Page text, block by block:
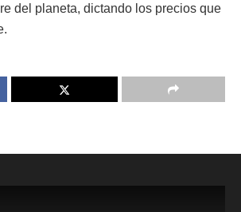
del planeta, dictando los precios que